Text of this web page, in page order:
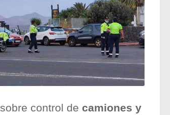
control de camiones y